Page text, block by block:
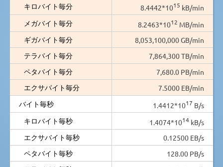
キロバイト毎分
8.4442*1015 kB/min
メガバイト毎分
8.2463*1012 MB/min
ギガバイト毎分
8,053,100,000 GB/min
テラバイト毎分
7,864,300 TB/min
ペタバイト毎分
7,680.0 PB/min
エクサバイト毎分
7.5000 EB/min
バイト毎秒
1.4412*1017 B/s
キロバイト毎秒
1.4074*1014 kB/s
エクサバイト毎秒
0.12500 EB/s
ペタバイト毎秒
128.00 PB/s